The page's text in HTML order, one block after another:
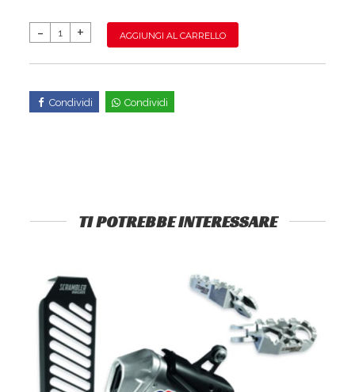
AGGIUNGI AL CARRELLO
Condividi Condividi
TI POTREBBE INTERESSARE